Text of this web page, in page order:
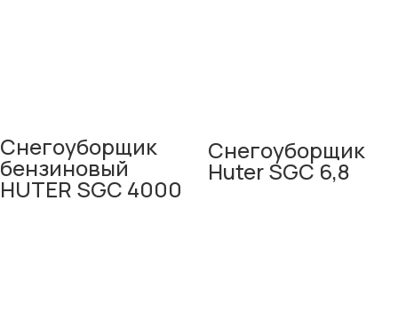
Снегоуборщик
бензиновый
HUTER SGC 4000
Снегоуборщик
Huter SGC 6,8